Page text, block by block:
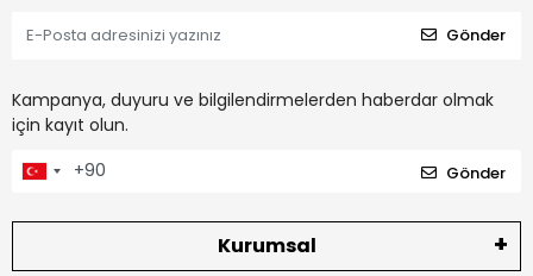
Gönder
Kampanya, duyuru ve bilgilendirmelerden haberdar olmak
için kayıt olun.
Gönder
Kurumsal